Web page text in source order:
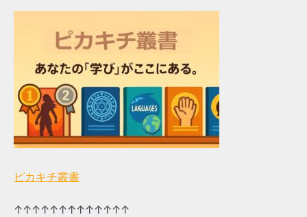
ピカキチ叢書
↑↑↑↑↑↑↑↑↑↑↑↑↑